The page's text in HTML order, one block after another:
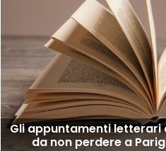
Gli appuntamenti letterari
da non perdere a